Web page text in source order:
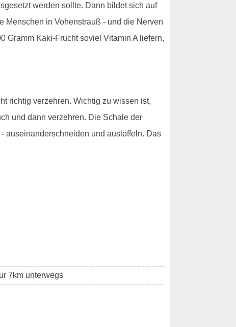
werden sollte. Dann bildet sich auf
Menschen in Vohenstrauß - und die Nerven
Gramm Kaki-Frucht soviel Vitamin A liefern,
richtig verzehren. Wichtig zu wissen ist,
und dann verzehren. Die Schale der
auseinanderschneiden und auslöffeln. Das
7km unterwegs